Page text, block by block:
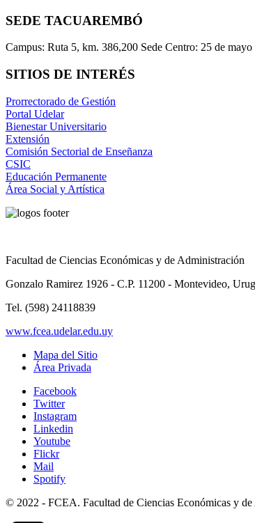
SEDE TACUAREMBÓ
Campus: Ruta 5, km. 386,200 Sede Centro: 25 de
SITIOS DE INTERÉS
Prorrectorado de Gestión
Portal Udelar
Bienestar Universitario
Extensión
Comisión Sectorial de Enseñanza
CSIC
Educación Permanente
Área Social y Artística
Facultad de Ciencias Económicas y de Administración
Gonzalo Ramirez 1926 - C.P. 11200 - Montevideo,
Tel. (598) 24118839
www.fcea.udelar.edu.uy
Mapa del Sitio
Área Privada
Facebook
Twitter
Instagram
Linkedin
Youtube
Flickr
Mail
Spotify
© 2022 - FCEA. Facultad de Ciencias Económicas y